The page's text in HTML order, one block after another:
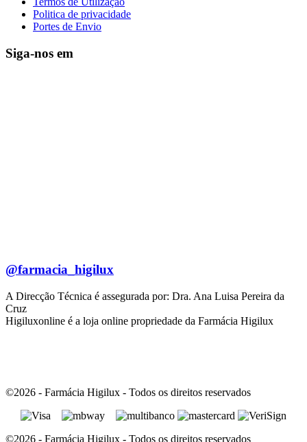
Politica de privacidade
Portes de Envio
Siga-nos em
@farmacia_higilux
A Direcção Técnica é assegurada por: Dra. Ana Luisa Pereira da
Cruz
Higiluxonline é a loja online propriedade da Farmácia Higilux
©2026 - Farmácia Higilux - Todos os direitos reservados
©2026 - Farmácia Higilux - Todos os direitos reservados